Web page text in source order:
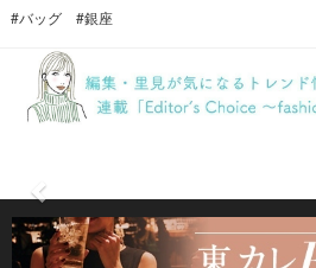
#バッグ #銀座